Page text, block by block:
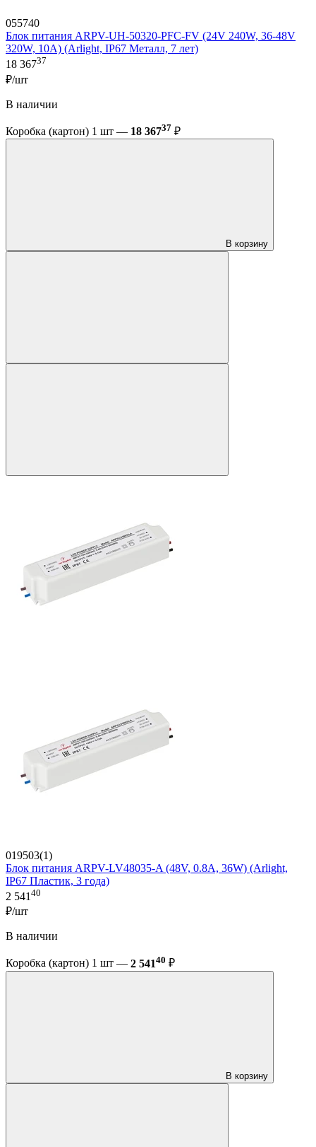
055740
Блок питания ARPV-UH-50320-PFC-FV (24V 240W, 36-48V
320W, 10A) (Arlight, IP67 Металл, 7 лет)
18 36737
₽/шт
В наличии
Коробка (картон) 1 шт — 18 36737 ₽
В корзину
019503(1)
Блок питания ARPV-LV48035-A (48V, 0.8A, 36W) (Arlight,
IP67 Пластик, 3 года)
2 54140
₽/шт
В наличии
Коробка (картон) 1 шт — 2 54140 ₽
В корзину